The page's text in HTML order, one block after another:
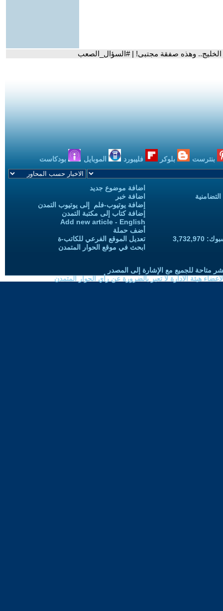
وهذه صفقة مجتبى! | #السؤال_الصعب
بنترست بلوكر فليبورد الموبايل بودكاست
اضافة موضوع جديد
اضافة خبر
إضافة يوتيوب-فلم إلى يوتيوب التمدن
إضافة كتاب إلى مكتبة التمدن
Add new article - English
أضف حملة
تعديل الموقع الفرعي للكاتب-ة
ابحث في موقع الحوار المتمدن
متاحة للجميع مع الإشارة إلى المصدر
هيئة الادارة لا تعبر بالضرورة عن رأي الحوار المتمدن